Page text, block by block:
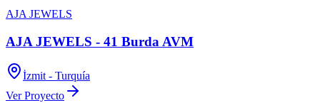
AJA JEWELS
AJA JEWELS - 41 Burda AVM
İzmit - Turquía
Ver Proyecto